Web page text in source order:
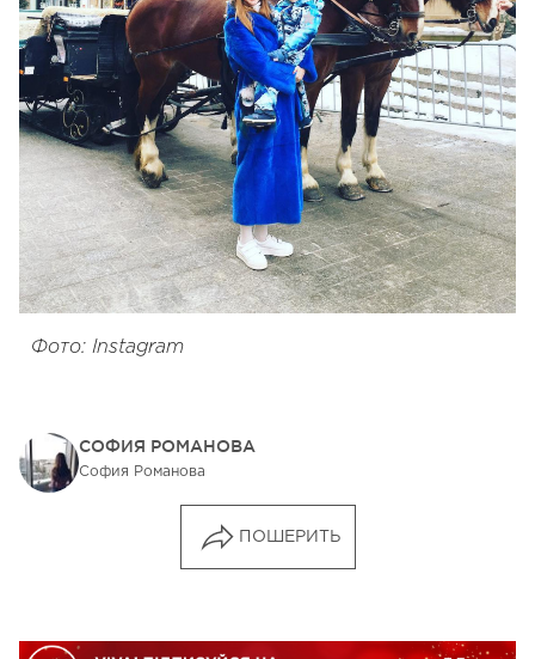
Фото: Instagram
СОФИЯ РОМАНОВА
София Романова
ПОШЕРИТЬ